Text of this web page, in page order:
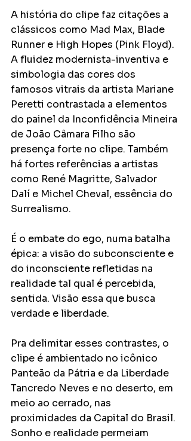
A história do clipe faz citações a
clássicos como Mad Max, Blade
Runner e High Hopes (Pink Floyd).
A fluidez modernista-inventiva e
simbologia das cores dos
famosos vitrais da artista Mariane
Peretti contrastada a elementos
do painel da Inconfidência Mineira
de João Câmara Filho são
presença forte no clipe. Também
há fortes referências a artistas
como René Magritte, Salvador
Dalí e Michel Cheval, essência do
Surrealismo.
É o embate do ego, numa batalha
épica: a visão do subconsciente e
do inconsciente refletidas na
realidade tal qual é percebida,
sentida. Visão essa que busca
verdade e liberdade.
Pra delimitar esses contrastes, o
clipe é ambientado no icônico
Panteão da Pátria e da Liberdade
Tancredo Neves e no deserto, em
meio ao cerrado, nas
proximidades da Capital do Brasil.
Sonho e realidade permeiam